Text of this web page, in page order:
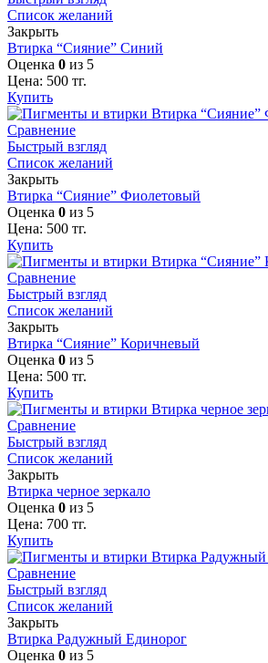
Список желаний
Закрыть
Втирка “Сияние” Синий
Оценка 0 из 5
Цена: 500 тг.
Купить
Сравнение
Быстрый взгляд
Список желаний
Закрыть
Втирка “Сияние” Фиолетовый
Оценка 0 из 5
Цена: 500 тг.
Купить
Сравнение
Быстрый взгляд
Список желаний
Закрыть
Втирка “Сияние” Коричневый
Оценка 0 из 5
Цена: 500 тг.
Купить
Сравнение
Быстрый взгляд
Список желаний
Закрыть
Втирка черное зеркало
Оценка 0 из 5
Цена: 700 тг.
Купить
Сравнение
Быстрый взгляд
Список желаний
Закрыть
Втирка Радужный Единорог
Оценка 0 из 5